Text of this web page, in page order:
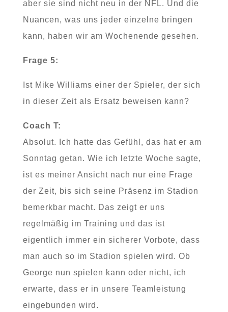
aber sie sind nicht neu in der NFL. Und die
Nuancen, was uns jeder einzelne bringen
kann, haben wir am Wochenende gesehen.
Frage 5:
Ist Mike Williams einer der Spieler, der sich
in dieser Zeit als Ersatz beweisen kann?
Coach T:
Absolut. Ich hatte das Gefühl, das hat er am
Sonntag getan. Wie ich letzte Woche sagte,
ist es meiner Ansicht nach nur eine Frage
der Zeit, bis sich seine Präsenz im Stadion
bemerkbar macht. Das zeigt er uns
regelmäßig im Training und das ist
eigentlich immer ein sicherer Vorbote, dass
man auch so im Stadion spielen wird. Ob
George nun spielen kann oder nicht, ich
erwarte, dass er in unsere Teamleistung
eingebunden wird.